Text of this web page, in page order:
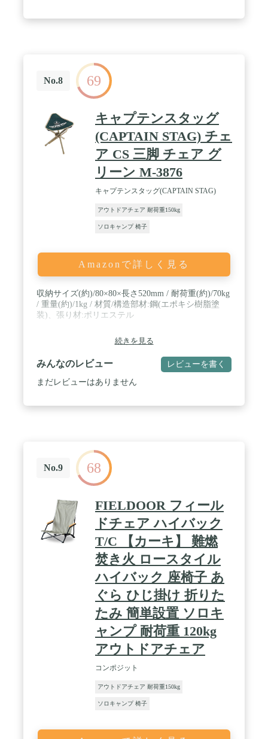
No.8 69
キャプテンスタッグ
(CAPTAIN STAG) チェ
ア CS 三脚 チェア グ
リーン M-3876
キャプテンスタッグ(CAPTAIN STAG)
アウトドアチェア 耐荷重150kg
ソロキャンプ 椅子
Amazonで詳しく見る
収納サイズ(約)/80×80×長さ520mm / 耐荷重(約)/70kg
/ 重量(約)/1kg / 材質/構造部材:鋼(エポキシ樹脂塗
装)、張り材:ポリエステル
続きを見る
みんなのレビュー レビューを書く
まだレビューはありません
No.9 68
FIELDOOR フィール
ドチェア ハイバック
T/C 【カーキ】 難燃
焚き火 ロースタイル
ハイバック 座椅子 あ
ぐら ひじ掛け 折りた
たみ 簡単設置 ソロキ
ャンプ 耐荷重 120kg
アウトドアチェア
コンポジット
アウトドアチェア 耐荷重150kg
ソロキャンプ 椅子